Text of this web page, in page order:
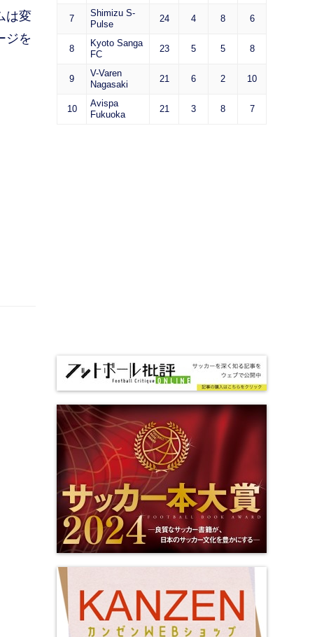
は変
ジを
7
Shimizu S-
Pulse
24 4 8 6
8
Kyoto Sanga
FC
23 5 5 8
9
V-Varen
Nagasaki
21 6 2 10
10
Avispa
Fukuoka
21 3 8 7